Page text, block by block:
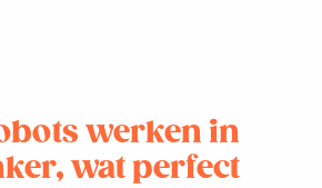
werken in
wat perfect